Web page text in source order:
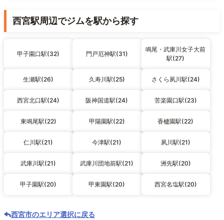
西宮駅周辺でジムを駅から探す
甲子園口駅(32) 門戸厄神駅(31)
鳴尾・武庫川女子大前
駅(27)
生瀬駅(26) 久寿川駅(25) さくら夙川駅(24)
西宮北口駅(24) 阪神国道駅(24) 苦楽園口駅(23)
東鳴尾駅(22) 甲陽園駅(22) 香櫨園駅(22)
仁川駅(21) 今津駅(21) 夙川駅(21)
武庫川駅(21) 武庫川団地前駅(21) 洲先駅(20)
甲子園駅(20) 甲東園駅(20) 西宮名塩駅(20)
西宮市のエリア選択に戻る